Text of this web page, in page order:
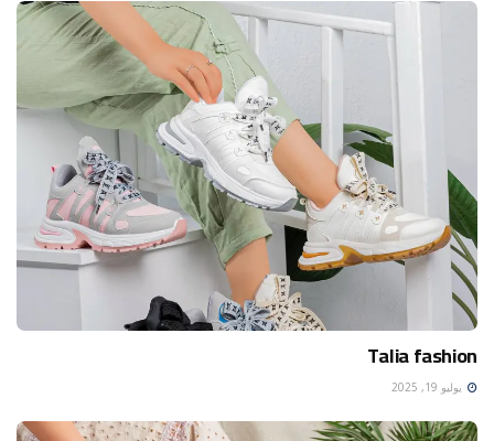
Talia fashion
يوليو 19, 2025